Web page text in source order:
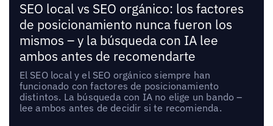
SEO local vs SEO orgánico: los factores
de posicionamiento nunca fueron los
mismos – y la búsqueda con IA lee
ambos antes de recomendarte
El SEO local y el SEO orgánico siempre han
funcionado con factores de posicionamiento
distintos. La búsqueda con IA no elige un bando –
lee ambos antes de decidir si te recomienda.